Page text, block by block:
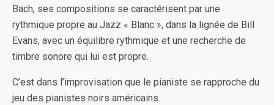
Bach, ses compositions se caractérisent par une
rythmique propre au Jazz « Blanc », dans la lignée de Bill
Evans, avec un équilibre rythmique et une recherche de
timbre sonore qui lui est propre.
C’est dans l’improvisation que le pianiste se rapproche du
jeu des pianistes noirs américains.